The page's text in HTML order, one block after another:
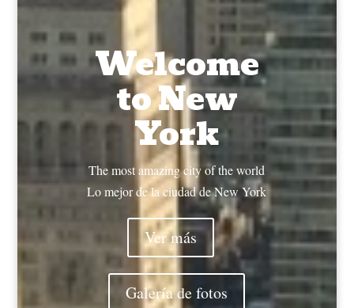
Welcome
to New
York
The most amazing city of the world
Lo mejor de la ciudad de New York
Ver más
Galería de fotos